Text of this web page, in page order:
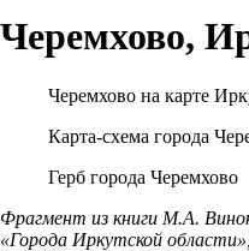
Черемхово,
Черемхово на карте
Карта-схема города
Герб города Черемхово
Фрагмент из книги М.А.
«Города Иркутской